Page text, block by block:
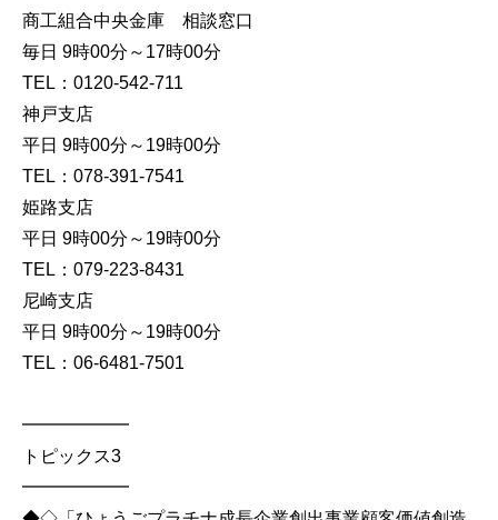
商工組合中央金庫 相談窓口
毎日 9時00分～17時00分
TEL：0120-542-711
神戸支店
平日 9時00分～19時00分
TEL：078-391-7541
姫路支店
平日 9時00分～19時00分
TEL：079-223-8431
尼崎支店
平日 9時00分～19時00分
TEL：06-6481-7501
━━━━━━
トピックス3
━━━━━━